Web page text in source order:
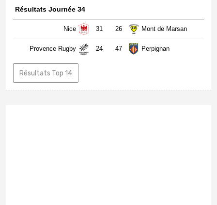
Résultats Journée 34
Nice 31 26 Mont de Marsan
Provence Rugby 24 47 Perpignan
Résultats Top 14